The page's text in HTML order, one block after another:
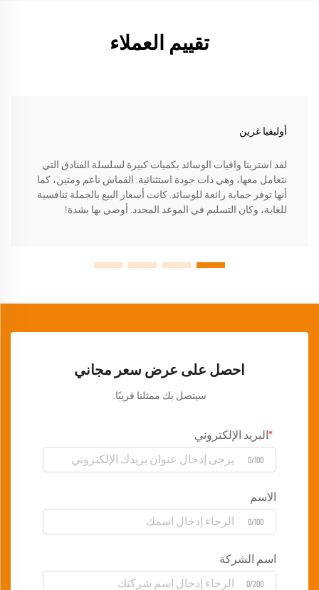
تقييم العملاء
أوليفيا غرين
لقد اشترينا واقيات الوسائد بكميات كبيرة لسلسلة الفنادق التي
نتعامل معها، وهي ذات جودة استثنائية. القماش ناعم ومتين، كما
أنها توفر حماية رائعة للوسائد. كانت أسعار البيع بالجملة تنافسية
للغاية، وكان التسليم في الموعد المحدد. أوصي بها بشدة!
احصل على عرض سعر مجاني
سيتصل بك ممثلنا قريبًا.
البريد الإلكتروني
0/100
الاسم
0/100
اسم الشركة
0/200